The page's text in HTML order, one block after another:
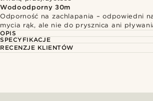
Wodoodporny 30m
Odporność na zachlapania – odpowiedni
mycia rąk, ale nie do prysznica ani
OPIS
SPECYFIKACJE
RECENZJE KLIENTÓW